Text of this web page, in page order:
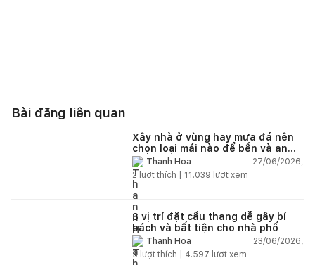
Bài đăng liên quan
Xây nhà ở vùng hay mưa đá nên
chọn loại mái nào để bền và an
toàn?Thanh Hoa
27/06/2026,
2 lượt thích | 11.039 lượt xem
3 vị trí đặt cầu thang dễ gây bí
bách và bất tiện cho nhà phố
Thanh Hoa
23/06/2026,
5 lượt thích | 4.597 lượt xem